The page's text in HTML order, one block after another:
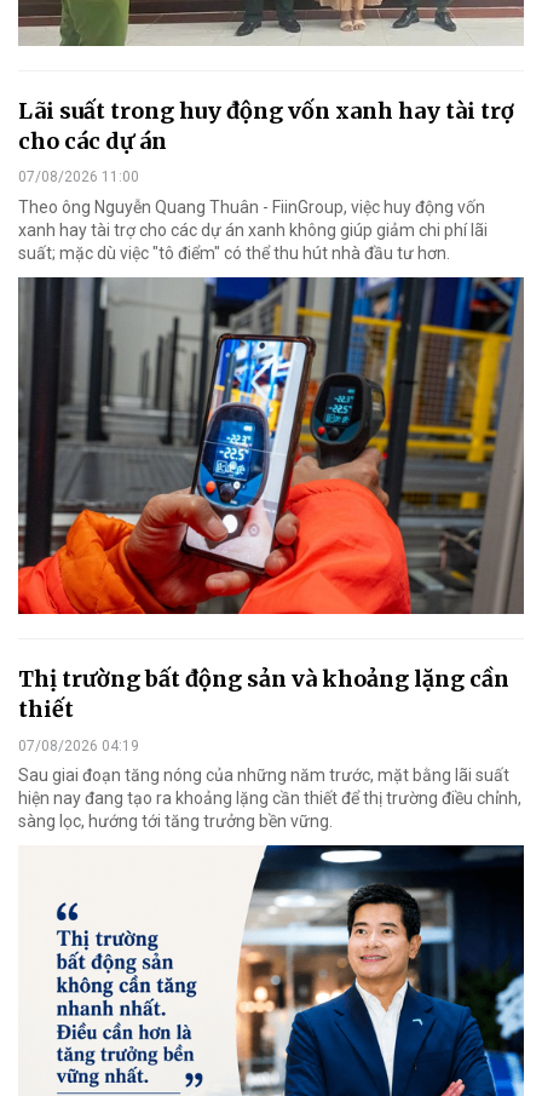
Lãi suất trong huy động vốn xanh hay tài trợ
cho các dự án
07/08/2026 11:00
Theo ông Nguyễn Quang Thuân - FiinGroup, việc huy động vốn
xanh hay tài trợ cho các dự án xanh không giúp giảm chi phí lãi
suất; mặc dù việc "tô điểm" có thể thu hút nhà đầu tư hơn.
Thị trường bất động sản và khoảng lặng cần
thiết
07/08/2026 04:19
Sau giai đoạn tăng nóng của những năm trước, mặt bằng lãi suất
hiện nay đang tạo ra khoảng lặng cần thiết để thị trường điều chỉnh,
sàng lọc, hướng tới tăng trưởng bền vững.